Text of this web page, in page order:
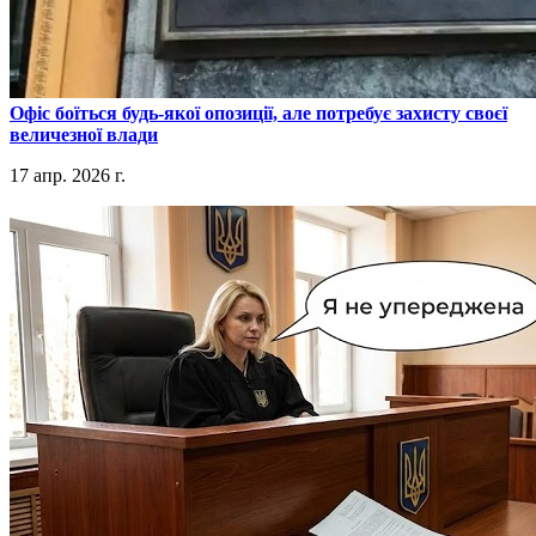
​Офіс боїться будь-якої опозиції, але потребує захисту своєї
величезної влади
17 апр. 2026 г.